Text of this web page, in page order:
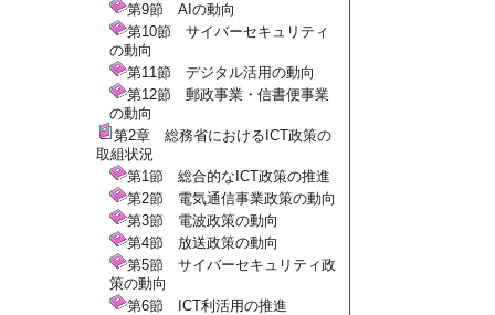
第9節 AIの動向
第10節 サイバーセキュリティ
の動向
第11節 デジタル活用の動向
第12節 郵政事業・信書便事業
の動向
第2章 総務省におけるICT政策の
取組状況
第1節 総合的なICT政策の推進
第2節 電気通信事業政策の動向
第3節 電波政策の動向
第4節 放送政策の動向
第5節 サイバーセキュリティ政
策の動向
第6節 ICT利活用の推進